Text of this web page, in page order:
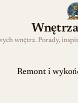
wnętrz. Porady,
Remont i